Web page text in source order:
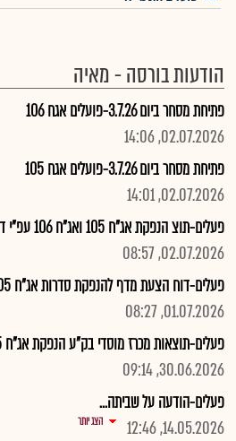
הודעות בורסה - מאיה
פתיחת מסחר ביום 3.7.26-פועלים אגח 106
02.07.2026, 14:06
פתיחת מסחר ביום 3.7.26-פועלים אגח 105
02.07.2026, 14:01
פעלים-תוצ הנפקת אג"ח 105 ואג"ח 106 עפ"י דוח ה.מדף מ-30.6.26
02.07.2026, 08:57
פעלים-דוח הצעת מדף להנפקת סדרות אג"ח 105 ו-,106 הזמנות 1.7.26
01.07.2026, 08:27
פעלים-תוצאות מכרז מוסדי בק"ע הנפקת אג"ח 105 ו106 לציבור
30.06.2026, 09:14
פעלים-הודעה על שביתה...
14.05.2026, 12:46
הצג יותר